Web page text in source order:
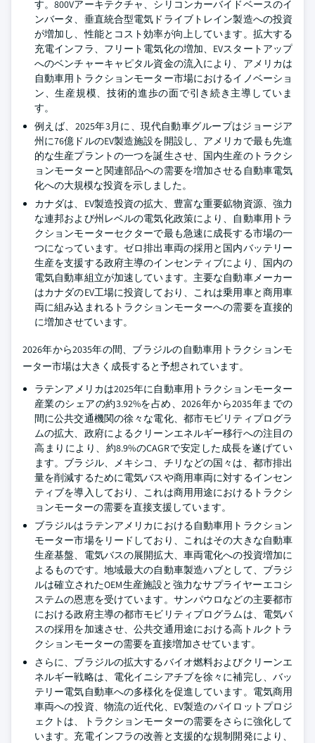
す。800Vアーキテクチャ、シリコンカーバイドベースのイ
ンバータ、垂直統合型電気ドライブトレイン製造への投資
が増加し、性能とコスト効率が向上しています。拡大する
充電インフラ、フリート電気化の増加、EVスタートアップ
へのベンチャーキャピタル資金の流入により、アメリカは
自動車用トラクションモーター市場におけるイノベーショ
ン、生産規模、技術的進歩の面で引き続き主導していま
す。
例えば、2025年3月に、現代自動車グループはジョージア
州に76億ドルのEV製造施設を開設し、アメリカで最も先進
的な生産プラントの一つを誕生させ、国内生産のトラクシ
ョンモーターと関連部品への需要を増加させる自動車電気
化への大規模な投資を示しました。
カナダは、EV製造投資の拡大、豊富な重要鉱物資源、強力
な連邦および州レベルの電気化政策により、自動車用トラ
クションモーターセクターで最も急速に成長する市場の一
つになっています。ゼロ排出車両の採用と国内バッテリー
生産を支援する政府主導のインセンティブにより、国内の
電気自動車組立が加速しています。主要な自動車メーカー
はカナダのEV工場に投資しており、これは乗用車と商用車
両に組み込まれるトラクションモーターへの需要を直接的
に増加させています。
2026年から2035年の間、ブラジルの自動車用トラクションモ
ーター市場は大きく成長すると予想されています。
ラテンアメリカは2025年に自動車用トラクションモーター
産業のシェアの約3.92%を占め、2026年から2035年までの
間に公共交通機関の徐々な電化、都市モビリティプログラ
ムの拡大、政府によるクリーンエネルギー移行への注目の
高まりにより、約8.9%のCAGRで安定した成長を遂げてい
ます。ブラジル、メキシコ、チリなどの国々は、都市排出
量を削減するために電気バスや商用車両に対するインセン
ティブを導入しており、これは商用用途におけるトラクシ
ョンモーターの需要を直接支援しています。
ブラジルはラテンアメリカにおける自動車用トラクション
モーター市場をリードしており、これはその大きな自動車
生産基盤、電気バスの展開拡大、車両電化への投資増加に
よるものです。地域最大の自動車製造ハブとして、ブラジ
ルは確立されたOEM生産施設と強力なサプライヤーエコシ
ステムの恩恵を受けています。サンパウロなどの主要都市
における政府主導の都市モビリティプログラムは、電気バ
スの採用を加速させ、公共交通用途における高トルクトラ
クションモーターの需要を直接増加させています。
さらに、ブラジルの拡大するバイオ燃料およびクリーンエ
ネルギー戦略は、電化イニシアチブを徐々に補完し、バッ
テリー電気自動車への多様化を促進しています。電気商用
車両への投資、物流の近代化、EV製造のパイロットプロジ
ェクトは、トラクションモーターの需要をさらに強化して
います。充電インフラの改善と支援的な規制開発により、